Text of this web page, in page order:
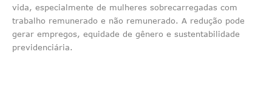
vida, especialmente de mulheres sobrecarregadas com
trabalho remunerado e não remunerado. A redução pode
gerar empregos, equidade de gênero e sustentabilidade
previdenciária.